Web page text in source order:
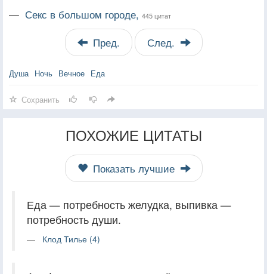
— Секс в большом городе, 445 цитат
Пред. След.
Душа Ночь Вечное Еда
Сохранить
ПОХОЖИЕ ЦИТАТЫ
Показать лучшие
Еда — потребность желудка, выпивка —
потребность души.
Клод Тилье (4)